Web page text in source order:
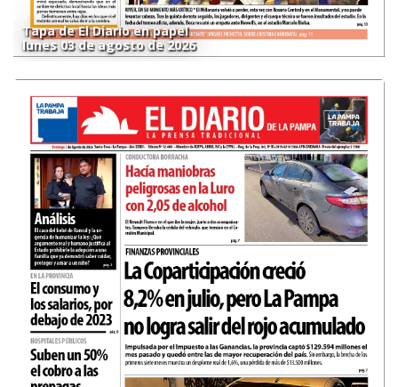
Tapa de El Diario en papel
lunes 03 de agosto de 2026